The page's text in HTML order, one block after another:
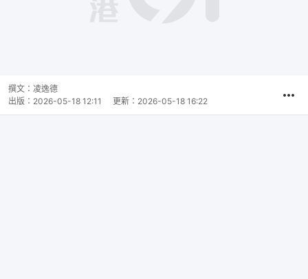
撰文： 凌逸德
出版： 2026-05-18 12:11 更新： 2026-05-18 16:22